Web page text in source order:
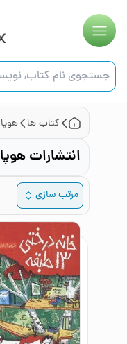
کتاب ها هوپا
انتشارات هوپا
مرتب سازی